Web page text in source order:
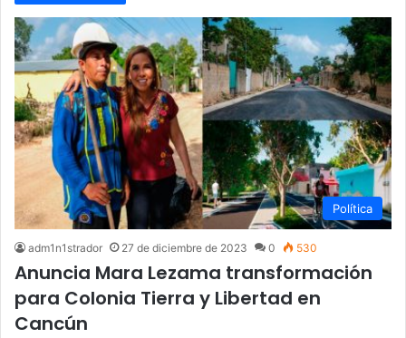
Política
adm1n1strador 27 de diciembre de 2023 0 530
Anuncia Mara Lezama transformación
para Colonia Tierra y Libertad en
Cancún